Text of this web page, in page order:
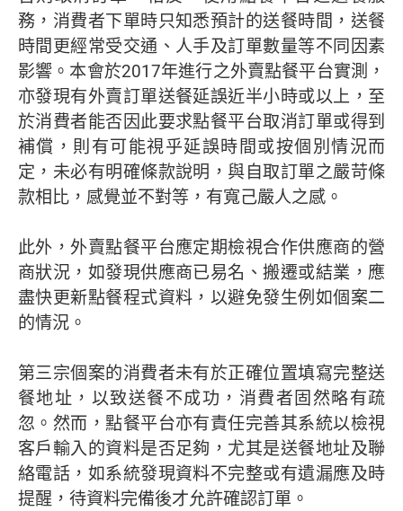
務，消費者下單時只知悉預計的送餐時間，送餐
時間更經常受交通、人手及訂單數量等不同因素
影響。本會於2017年進行之外賣點餐平台實測，
亦發現有外賣訂單送餐延誤近半小時或以上，至
於消費者能否因此要求點餐平台取消訂單或得到
補償，則有可能視乎延誤時間或按個別情況而
定，未必有明確條款說明，與自取訂單之嚴苛條
款相比，感覺並不對等，有寬己嚴人之感。
此外，外賣點餐平台應定期檢視合作供應商的營
商狀況，如發現供應商已易名、搬遷或結業，應
盡快更新點餐程式資料，以避免發生例如個案二
的情況。
第三宗個案的消費者未有於正確位置填寫完整送
餐地址，以致送餐不成功，消費者固然略有疏
忽。然而，點餐平台亦有責任完善其系統以檢視
客戶輸入的資料是否足夠，尤其是送餐地址及聯
絡電話，如系統發現資料不完整或有遺漏應及時
提醒，待資料完備後才允許確認訂單。